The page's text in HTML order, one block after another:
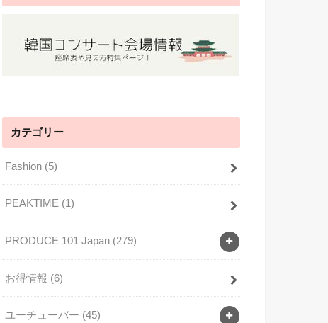
カテゴリー
Fashion (5)
PEAKTIME (1)
PRODUCE 101 Japan (279)
お得情報 (6)
ユーチューバー (45)